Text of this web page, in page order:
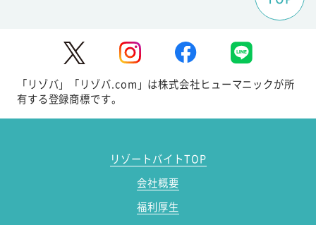
「リゾバ」「リゾバ.com」は株式会社ヒューマニックが所
有する登録商標です。
リゾートバイトTOP
会社概要
福利厚生